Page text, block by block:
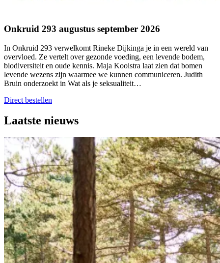
Onkruid 293 augustus september 2026
In Onkruid 293 verwelkomt Rineke Dijkinga je in een wereld van
overvloed. Ze vertelt over gezonde voeding, een levende bodem,
biodiversiteit en oude kennis. Maja Kooistra laat zien dat bomen
levende wezens zijn waarmee we kunnen communiceren. Judith
Bruin onderzoekt in Wat als je seksualiteit…
Direct bestellen
Laatste nieuws